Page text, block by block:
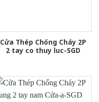
Cửa Thép Chống Cháy 2P
2 tay co thuy luc-SGD